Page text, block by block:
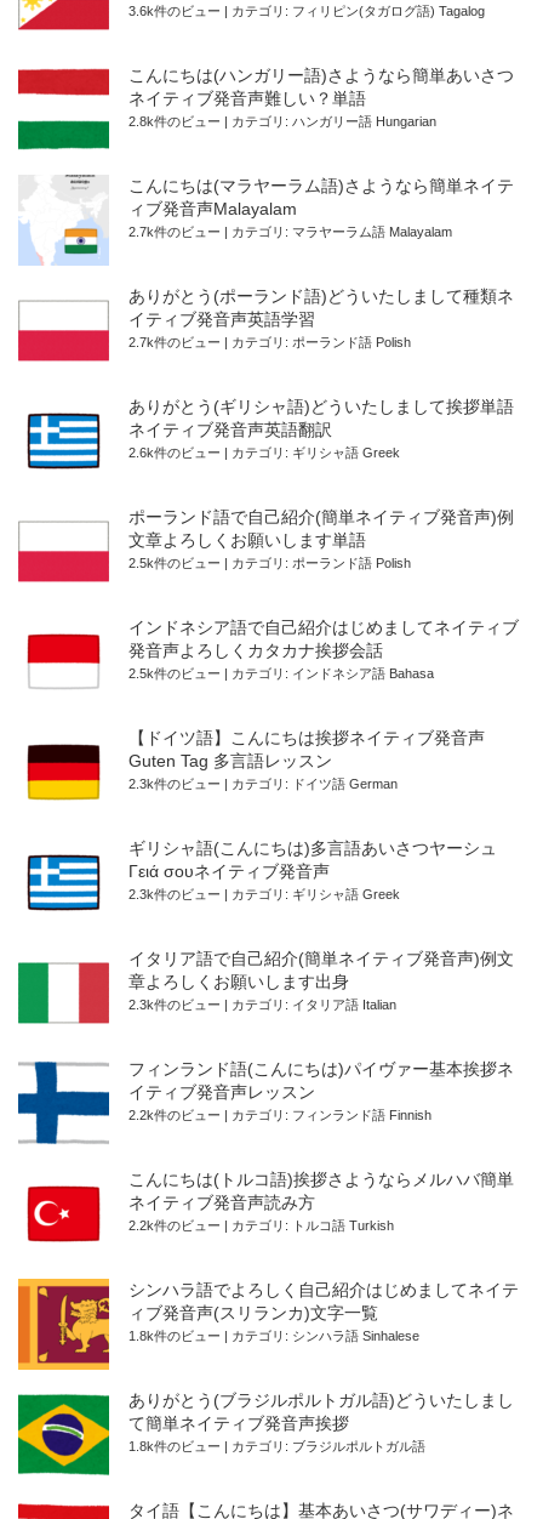
3.6k件のビュー カテゴリ: フィリピン(タガログ語) Tagalog
こんにちは(ハンガリー語)さようなら簡単あいさつ
ネイティブ発音声難しい？単語
2.8k件のビュー カテゴリ: ハンガリー語 Hungarian
こんにちは(マラヤーラム語)さようなら簡単ネイテ
ィブ発音声Malayalam
2.7k件のビュー カテゴリ: マラヤーラム語 Malayalam
ありがとう(ポーランド語)どういたしまして種類ネ
イティブ発音声英語学習
2.7k件のビュー カテゴリ: ポーランド語 Polish
ありがとう(ギリシャ語)どういたしまして挨拶単語
ネイティブ発音声英語翻訳
2.6k件のビュー カテゴリ: ギリシャ語 Greek
ポーランド語で自己紹介(簡単ネイティブ発音声)例
文章よろしくお願いします単語
2.5k件のビュー カテゴリ: ポーランド語 Polish
インドネシア語で自己紹介はじめましてネイティブ
発音声よろしくカタカナ挨拶会話
2.5k件のビュー カテゴリ: インドネシア語 Bahasa
【ドイツ語】こんにちは挨拶ネイティブ発音声
Guten Tag 多言語レッスン
2.3k件のビュー カテゴリ: ドイツ語 German
ギリシャ語(こんにちは)多言語あいさつヤーシュ
Γειά σουネイティブ発音声
2.3k件のビュー カテゴリ: ギリシャ語 Greek
イタリア語で自己紹介(簡単ネイティブ発音声)例文
章よろしくお願いします出身
2.3k件のビュー カテゴリ: イタリア語 Italian
フィンランド語(こんにちは)パイヴァー基本挨拶ネ
イティブ発音声レッスン
2.2k件のビュー カテゴリ: フィンランド語 Finnish
こんにちは(トルコ語)挨拶さようならメルハバ簡単
ネイティブ発音声読み方
2.2k件のビュー カテゴリ: トルコ語 Turkish
シンハラ語でよろしく自己紹介はじめましてネイテ
ィブ発音声(スリランカ)文字一覧
1.8k件のビュー カテゴリ: シンハラ語 Sinhalese
ありがとう(ブラジルポルトガル語)どういたしまし
て簡単ネイティブ発音声挨拶
1.8k件のビュー カテゴリ: ブラジルポルトガル語
タイ語【こんにちは】基本あいさつ(サワディー)ネ